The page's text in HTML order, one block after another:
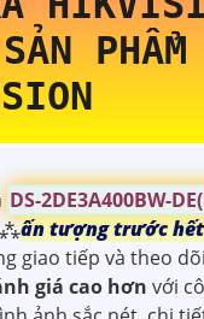
SẢN
DS-2DE3A400BW-
⁂ấn tượng trước
giao tiếp và theo
giá cao hơn với